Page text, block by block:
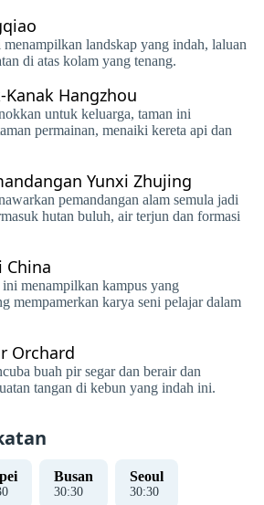
landskap yang indah, laluan
di atas kolam yang tenang.
Kanak Hangzhou
untuk keluarga, taman ini
permainan, menaiki kereta api dan
Yunxi Zhujing
pemandangan alam semula jadi
hutan buluh, air terjun dan formasi
China
menampilkan kampus yang
mempamerkan karya seni pelajar dalam
Orchard
buah pir segar dan berair dan
tangan di kebun yang indah ini.
Busan
30:30
Seoul
30:30